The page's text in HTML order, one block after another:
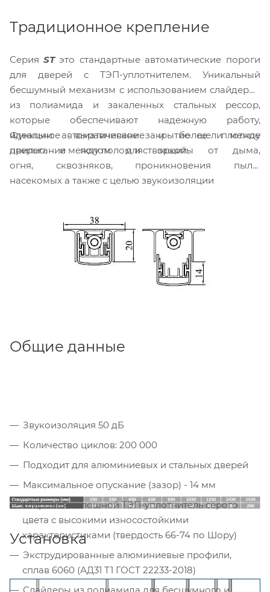
Традиционное крепление
Серия ST это стандартные автоматические пороги
для дверей с ТЭП-уплотнителем. Уникальный
бесшумный механизм с использованием слайдеров
из полиамида и закаленных стальных рессор,
которые обеспечивают надежную работу,
идеальное выравнивание и более плотное
прилегание между полом и створкой.
Функции: автоматическое закрытие щели между
дверью и полом для защиты от дыма,
огня, сквозняков, проникновения пыли,
насекомых а также с целью звукоизоляции
Общие данные
Звукоизоляция 50 дБ
Количество циклов: 200 000
Подходит для алюминиевых и стальных дверей
Максимальное опускание (зазор) - 14 мм
Широкий сплошной ТЭП-уплотнитель серого
цвета с высокими износостойкими
характеристиками (твердость 66-74 по Шору)
Экструдированные алюминиевые профили,
сплав 6060 (АД31 Т1 ГОСТ 22233-2018)
Установка